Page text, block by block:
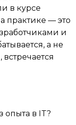
в курсе
практике — это
и
а не
опыта в IT?